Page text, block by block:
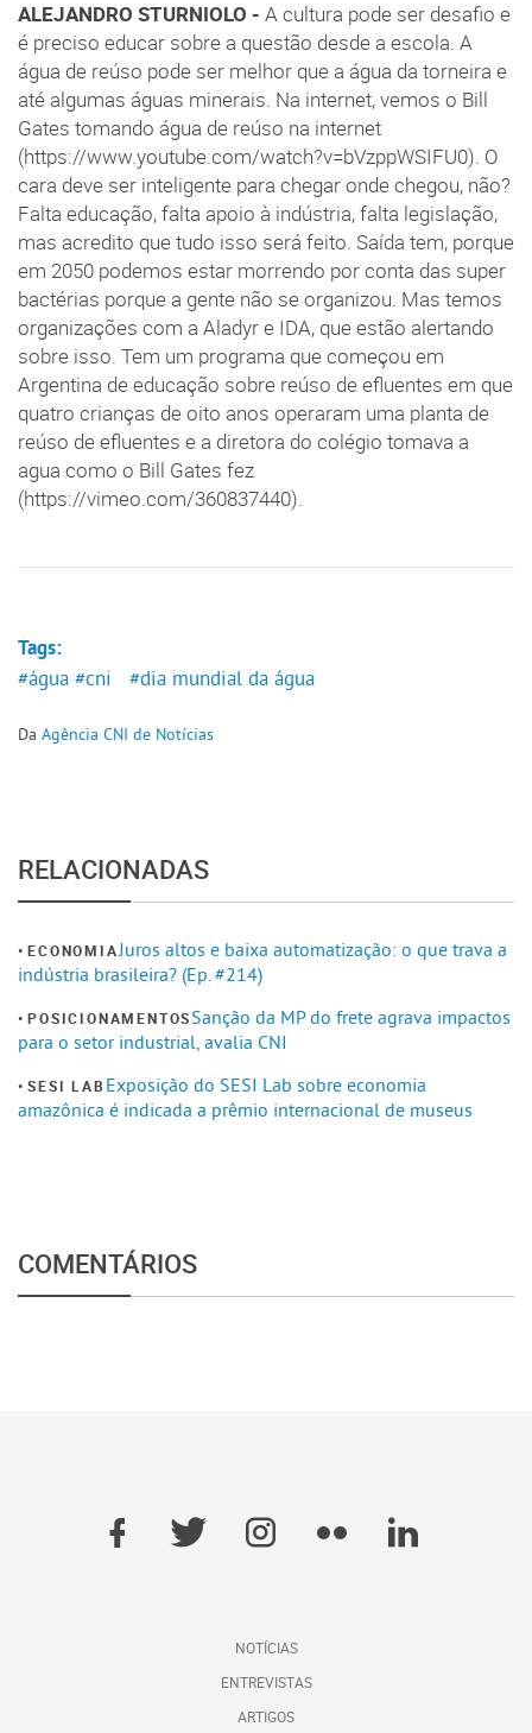
ALEJANDRO STURNIOLO - A cultura pode ser desafio e
é preciso educar sobre a questão desde a escola. A
água de reúso pode ser melhor que a água da torneira e
até algumas águas minerais. Na internet, vemos o Bill
Gates tomando água de reúso na internet
(https://www.youtube.com/watch?v=bVzppWSIFU0). O
cara deve ser inteligente para chegar onde chegou, não?
Falta educação, falta apoio à indústria, falta legislação,
mas acredito que tudo isso será feito. Saída tem, porque
em 2050 podemos estar morrendo por conta das super
bactérias porque a gente não se organizou. Mas temos
organizações com a Aladyr e IDA, que estão alertando
sobre isso. Tem um programa que começou em
Argentina de educação sobre reúso de efluentes em que
quatro crianças de oito anos operaram uma planta de
reúso de efluentes e a diretora do colégio tomava a
agua como o Bill Gates fez
(https://vimeo.com/360837440).
Tags:
#água #cni #dia mundial da água
Da Agência CNI de Notícias
RELACIONADAS
ECONOMIAJuros altos e baixa automatização: o que trava a
indústria brasileira? (Ep. #214)
POSICIONAMENTOSSanção da MP do frete agrava impactos
para o setor industrial, avalia CNI
SESI LAB Exposição do SESI Lab sobre economia
amazônica é indicada a prêmio internacional de museus
COMENTÁRIOS
NOTÍCIAS
ENTREVISTAS
ARTIGOS